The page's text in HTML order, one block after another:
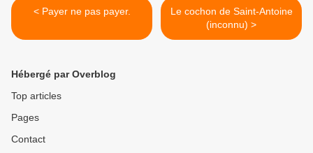
< Payer ne pas payer.
Le cochon de Saint-Antoine
(inconnu) >
Hébergé par Overblog
Top articles
Pages
Contact